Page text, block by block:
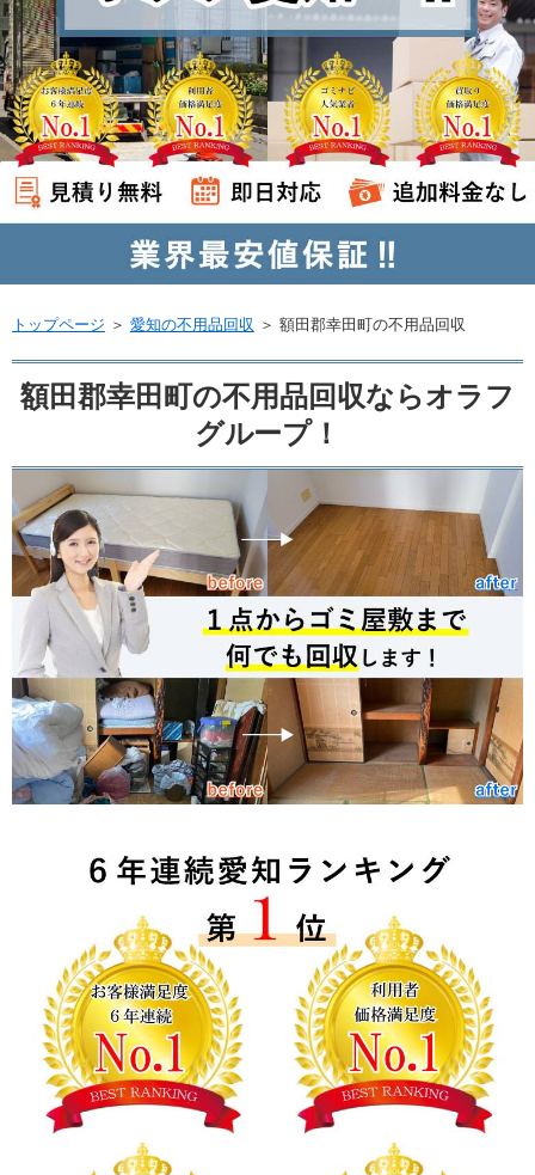
トップページ ＞ 愛知の不用品回収 ＞ 額田郡幸田町の不用品回収
額田郡幸田町の不用品回収ならオラフ
グループ！